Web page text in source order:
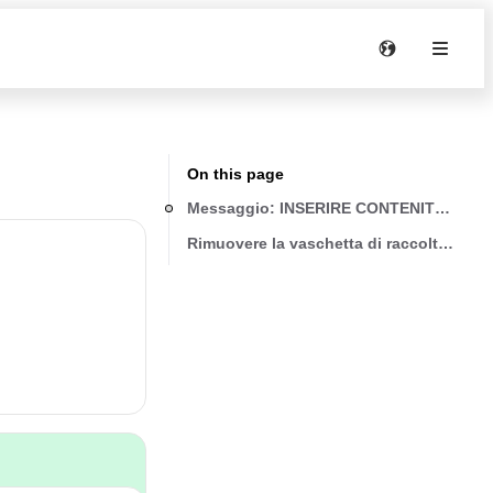
On this page
Messaggio: INSERIRE CONTENITORE
Rimuovere la vaschetta di raccolta e